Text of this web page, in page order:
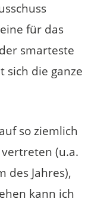
für das
smarteste
sich die ganze
so ziemlich
(u.a.
des Jahres),
kann ich